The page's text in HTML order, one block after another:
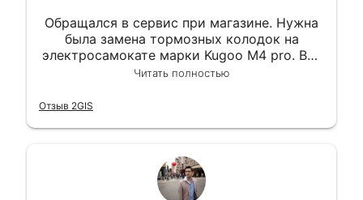
Обращался в сервис при магазине. Нужна
была замена тормозных колодок на
электросамокате марки Kugoo M4 pro. Всё
сделали в лучшем виде и в максимально
гарантии, поэтому и обратился в этот
Читать полностью
Отзыв 2GIS